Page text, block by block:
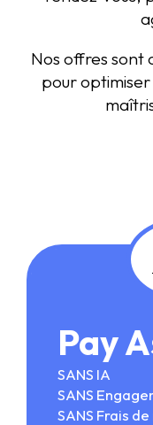
Nos offres sont
pour
Pay
SANS IA
SANS
SANS Frais